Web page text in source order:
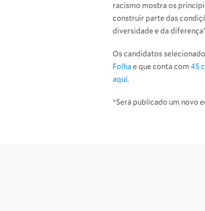
racismo mostra os
construir parte das
diversidade e da
Os candidatos
Folha e que conta com 45
aqui.
*Será publicado um novo